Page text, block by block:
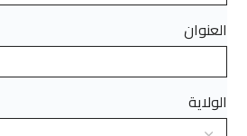
العنوان
الولاية